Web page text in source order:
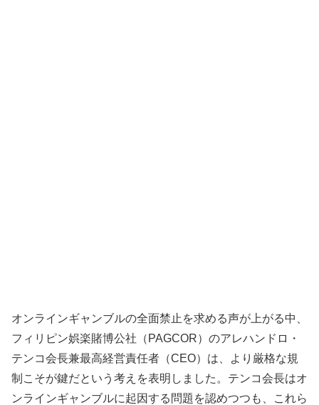
オンラインギャンブルの全面禁止を求める声が上がる中、
フィリピン娯楽賭博公社（PAGCOR）のアレハンドロ・
テンコ会長兼最高経営責任者（CEO）は、より厳格な規
制こそが鍵だという考えを表明しました。テンコ会長はオ
ンラインギャンブルに起因する問題を認めつつも、これら